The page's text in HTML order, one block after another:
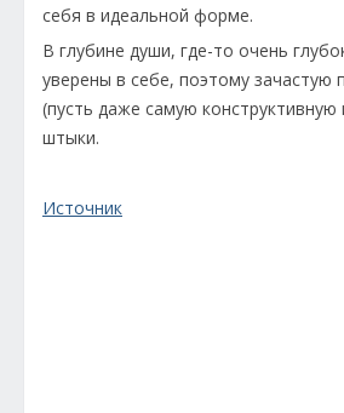
себя в идеальной форме.
В глубине души, где-то очень
уверены в себе, поэтому зачастую
(пусть даже самую
штыки.
Источник